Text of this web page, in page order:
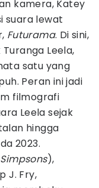
kamera, Katey
suara lewat
Futurama. Di sini,
Leela,
satu yang
Peran ini jadi
filmografi
Leela sejak
hingga
2023.
),
J. Fry,